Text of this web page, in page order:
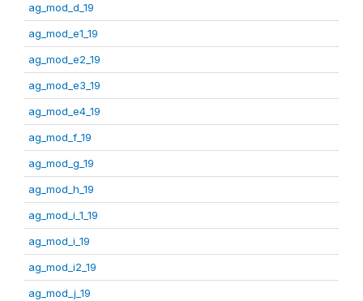
ag_mod_d_19
ag_mod_e1_19
ag_mod_e2_19
ag_mod_e3_19
ag_mod_e4_19
ag_mod_f_19
ag_mod_g_19
ag_mod_h_19
ag_mod_i_1_19
ag_mod_i_19
ag_mod_i2_19
ag_mod_j_19